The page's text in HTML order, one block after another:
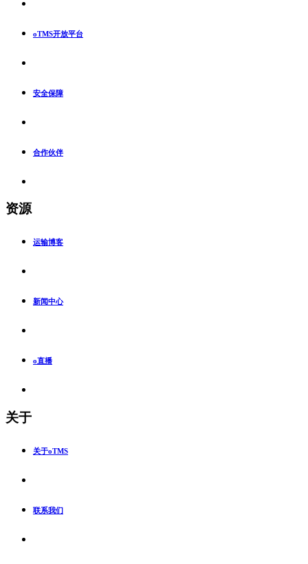
oTMS开放平台
安全保障
合作伙伴
资源
运输博客
新闻中心
o直播
关于
关于oTMS
联系我们